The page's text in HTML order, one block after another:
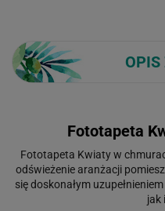
OPIS
Fototapeta
Fototapeta Kwiaty w
odświeżenie aranżacji
się doskonałym
jak